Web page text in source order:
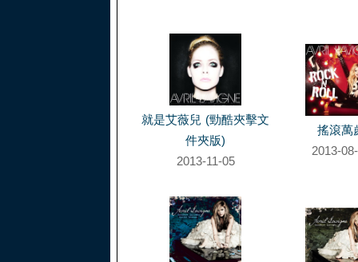
就是艾薇兒 (勁酷夾擊文
件夾版)
2013-11-05
搖滾萬
2013-